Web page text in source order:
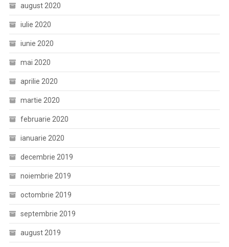
august 2020
iulie 2020
iunie 2020
mai 2020
aprilie 2020
martie 2020
februarie 2020
ianuarie 2020
decembrie 2019
noiembrie 2019
octombrie 2019
septembrie 2019
august 2019